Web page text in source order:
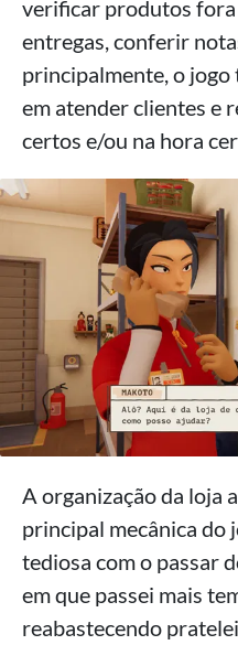
verificar produtos fora
entregas, conferir
principalmente, o
em atender clientes e
certos e/ou na hora
A organização da loja
principal mecânica do
tediosa com o passar
em que passei mais
reabastecendo